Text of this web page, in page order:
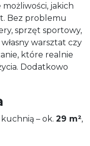
jakich
Bez problemu
sprzęt sportowy,
warsztat czy
które realnie
Dodatkowo
– ok. 29 m²,